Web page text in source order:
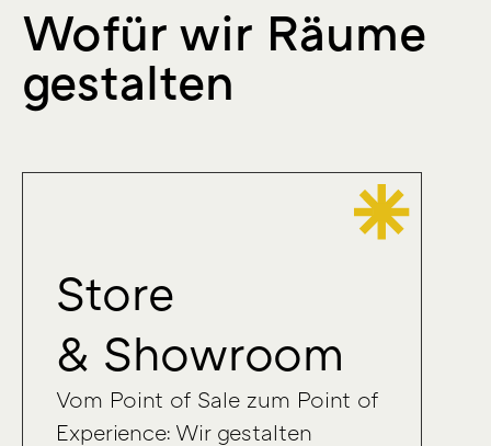
Wofür wir Räume
gestalten
Store
& Showroom
Vom Point of Sale zum Point of
Experience: Wir gestalten